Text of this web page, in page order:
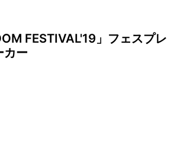
FESTIVAL'19」フェスプレ
カー